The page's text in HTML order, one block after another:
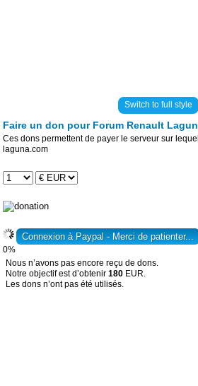
Switch to full style
Faire un don pour Forum Renault
Ces dons permettent de payer le serveur sur
laguna.com
0%
Nous n’avons pas encore reçu de dons.
Notre objectif est d’obtenir 180 EUR.
Les dons n’ont pas été utilisés.